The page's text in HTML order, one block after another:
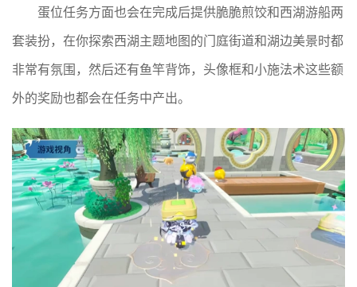
蛋位任务方面也会在完成后提供脆脆煎饺和西湖游船两
套装扮，在你探索西湖主题地图的门庭街道和湖边美景时都
非常有氛围，然后还有鱼竿背饰，头像框和小施法术这些额
外的奖励也都会在任务中产出。